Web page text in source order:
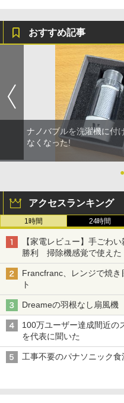
おすすめ記事
ナノバブルを洗濯機に付
なくなった!
●
アクセスランキング
1時間 24時間
【家電レビュー】手ごわ
勝利 掃除機感覚で使えた
Francfranc、レンジで焼き
ト
Dreameの羽根なし扇風
100万ユーザー達成間近の
を代表に聞いた
工事不要のパナソニック